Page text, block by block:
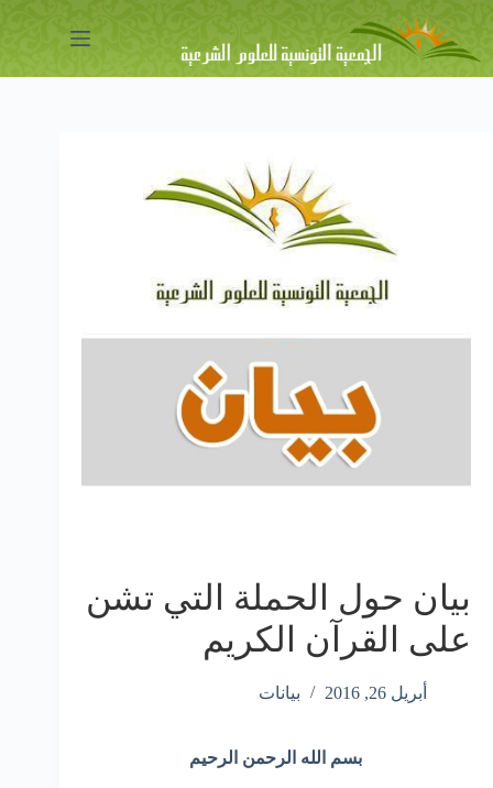
المحتوى
بيان حول الحملة التي تشن
على القرآن الكريم
أبريل 26, 2016 بيانات
بسم الله الرحمن الرحيم